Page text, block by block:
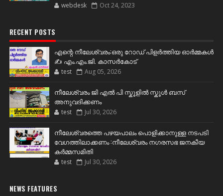
webdesk Oct 24, 2023
RECENT POSTS
എന്റെ നീലേശ്വരം:ഒരു റോഡ് പിളർത്തിയ ഓർമ്മകൾ
✍️ എം.എം.ജി. കാസർകോട്
test Aug 05, 2026
നീലേശ്വരം ജി എൽ പി സ്കൂളിൽ സ്കൂൾ ബസ്
അനുവദിക്കണം
test Jul 30, 2026
നീലേശ്വരത്തെ പഴയപാലം പൊളിക്കാനുള്ള നടപടി
വേഗത്തിലാക്കണം :നീലേശ്വരം നഗരസഭ ജനകീയ
കർമ്മസമിതി
test Jul 30, 2026
NEWS FEATURES